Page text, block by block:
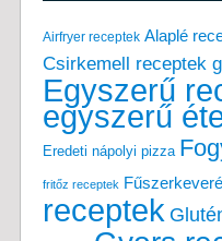
Airfryer receptek Alaplé
Csirkemell receptek
Egyszerű
egyszerű
Eredeti nápolyi pizza
fritőz receptek
receptek